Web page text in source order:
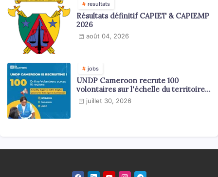
resultats
Résultats définitif CAPIET & CAPIEMP
2026
août 04, 2026
jobs
UNDP Cameroon recrute 100
volontaires sur l'échelle du territoire
national
juillet 30, 2026